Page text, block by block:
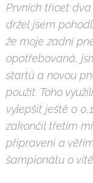
Prvních třicet
držel jsem
že moje zadní
opotřebovaná,
startů a novou
použít. Toho
vylepšit ještě o
zakončil třetím
připraveni a
šampionátu o